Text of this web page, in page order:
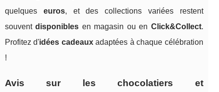
quelques euros, et des collections variées restent
souventdisponibles en magasin ou en Click&Collect.
Profitez d'idées cadeauxadaptées à chaque célébration
!
Avis sur les chocolatiers et